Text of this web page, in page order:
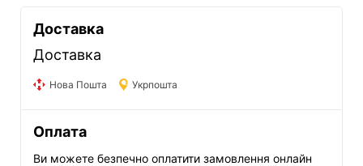
Доставка
Доставка
Нова Пошта Укрпошта
Оплата
Ви можете безпечно оплатити замовлення онлайн